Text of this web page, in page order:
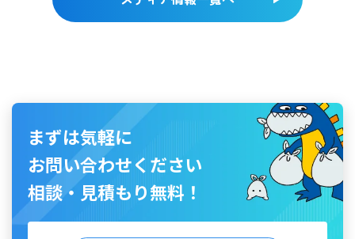
まずは気軽に
お問い合わせください
相談・見積もり無料！